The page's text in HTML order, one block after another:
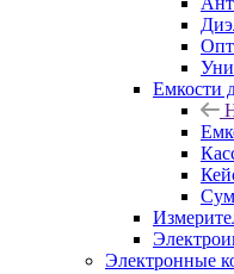
Емкости
Электронные